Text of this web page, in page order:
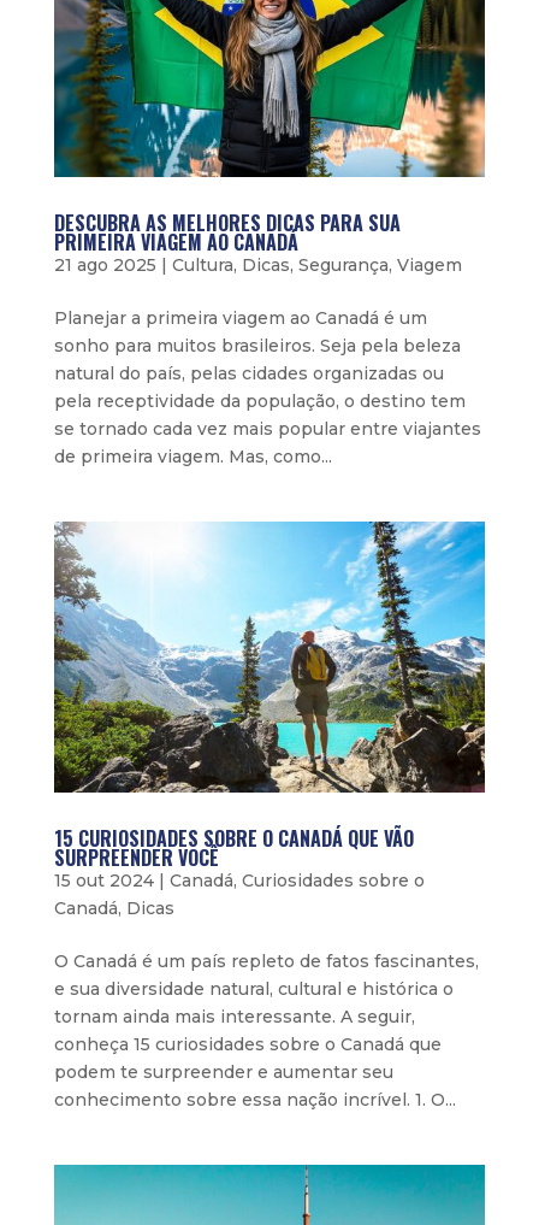
DESCUBRA AS MELHORES DICAS PARA SUA
PRIMEIRA VIAGEM AO CANADÁ
21 ago 2025 | Cultura, Dicas, Segurança, Viagem
Planejar a primeira viagem ao Canadá é um
sonho para muitos brasileiros. Seja pela beleza
natural do país, pelas cidades organizadas ou
pela receptividade da população, o destino tem
se tornado cada vez mais popular entre viajantes
de primeira viagem. Mas, como...
15 CURIOSIDADES SOBRE O CANADÁ QUE VÃO
SURPREENDER VOCÊ
15 out 2024| Canadá, Curiosidades sobre o
Canadá, Dicas
O Canadá é um país repleto de fatos fascinantes,
e sua diversidade natural, cultural e histórica o
tornam ainda mais interessante. A seguir,
conheça 15 curiosidades sobre o Canadá que
podem te surpreender e aumentar seu
conhecimento sobre essa nação incrível. 1. O...